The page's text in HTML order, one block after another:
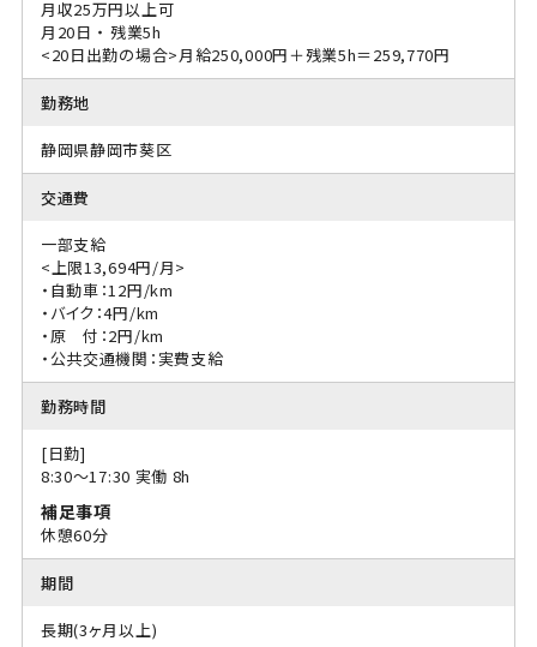
月収25万円以上可
月20日 ・ 残業5h
<20日出勤の場合>月給250,000円＋残業5h＝259,770円
勤務地
静岡県静岡市葵区
交通費
一部支給
<上限13,694円/月>
・自動車：12円/km
・バイク：4円/km
・原 付：2円/km
・公共交通機関：実費支給
勤務時間
[日勤]
8:30〜17:30 実働 8h
補足事項
休憩60分
期間
長期(3ヶ月以上)